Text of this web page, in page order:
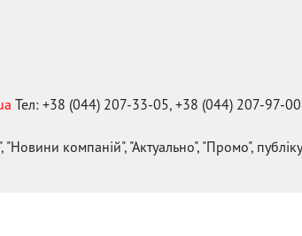
Тел: +38 (044) 207-33-05, +38 (044) 207-97-00
компаній", "Актуально", "Промо",